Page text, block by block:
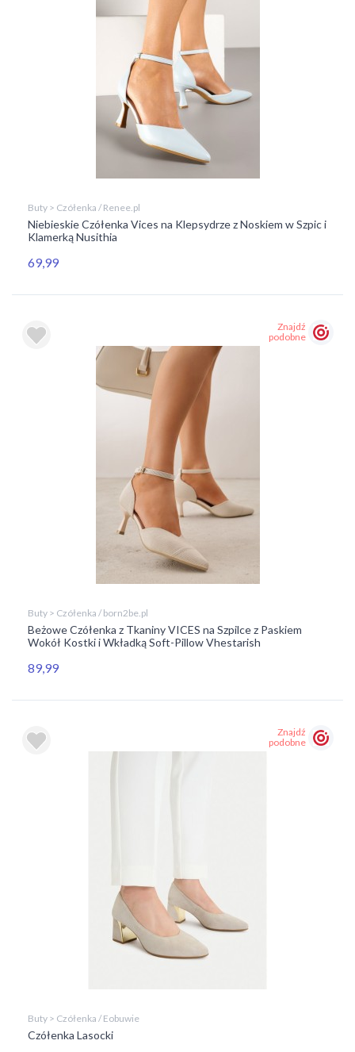
Buty > Czółenka / Renee.pl
Niebieskie Czółenka Vices na Klepsydrze z Noskiem w Szpic i
Klamerką Nusithia
69,99
Znajdź
podobne
Buty > Czółenka / born2be.pl
Beżowe Czółenka z Tkaniny VICES na Szpilce z Paskiem
Wokół Kostki i Wkładką Soft-Pillow Vhestarish
89,99
Znajdź
podobne
Buty > Czółenka / Eobuwie
Czółenka Lasocki